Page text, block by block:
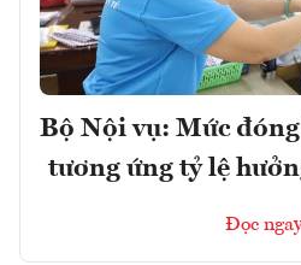
Bộ Nội vụ: Mức
tương ứng tỷ lệ
Đọc